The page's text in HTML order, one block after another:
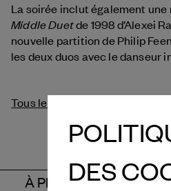
La soirée inclut également une
Middle Duetde 1998 d’Alexei
nouvelle partition de Philip
les deux duos avec le danseur
Tous les crédits
À PROPOS DE
DES